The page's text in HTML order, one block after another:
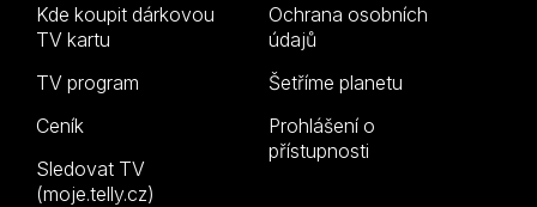
Kde koupit dárkovou
TV kartu
TV program
Ceník
Sledovat TV
(moje.telly.cz)
Ochrana osobních
údajů
Šetříme planetu
Prohlášení o
přístupnosti